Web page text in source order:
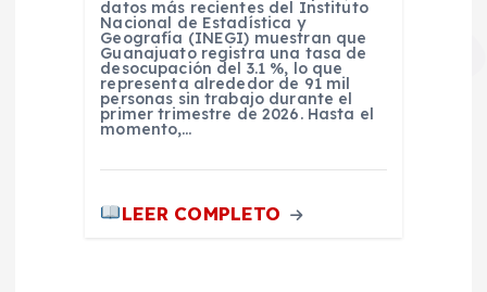
datos más recientes del Instituto
Nacional de Estadística y
Geografía (INEGI) muestran que
Guanajuato registra una tasa de
desocupación del 3.1 %, lo que
representa alrededor de 91 mil
personas sin trabajo durante el
primer trimestre de 2026. Hasta el
momento,…
LEER COMPLETO